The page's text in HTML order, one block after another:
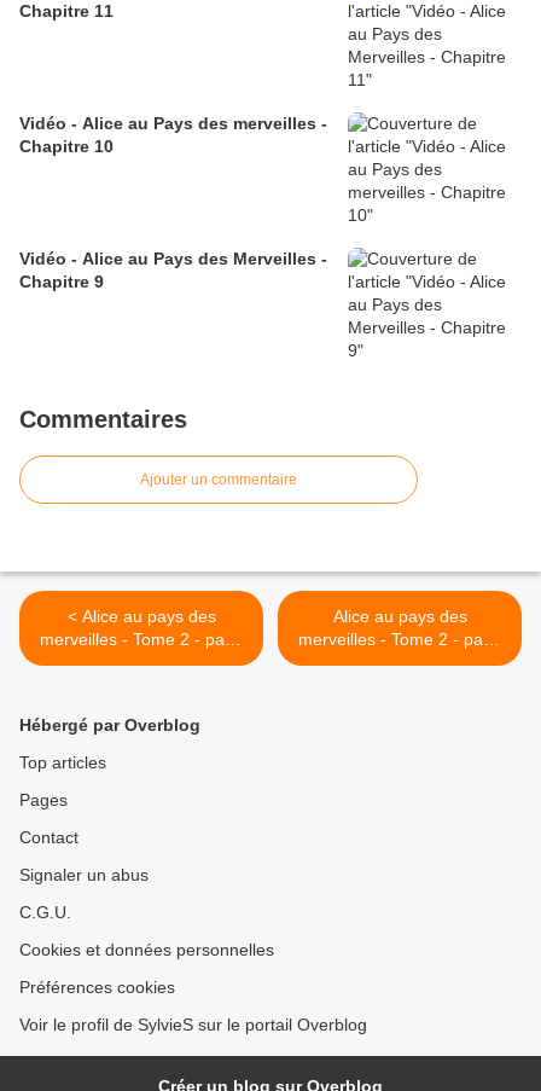
Chapitre 11
Vidéo - Alice au Pays des merveilles -
Chapitre 10
Vidéo - Alice au Pays des Merveilles -
Chapitre 9
Commentaires
Ajouter un commentaire
< Alice au pays des
merveilles - Tome 2 - page
34
Alice au pays des
merveilles - Tome 2 - page
36 >
Hébergé par Overblog
Top articles
Pages
Contact
Signaler un abus
C.G.U.
Cookies et données personnelles
Préférences cookies
Voir le profil de SylvieS sur le portail Overblog
Créer un blog sur Overblog